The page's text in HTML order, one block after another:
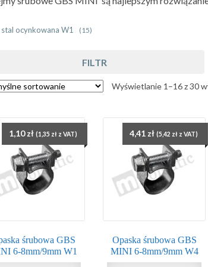
stal ocynkowana W1 (15)
FILTR
Wyświetlanie 1–16 z 30
śrubowa GBS
6-8mm/9mm W1
1,10zł (1,35 złz VAT)
Opaska śrubowa GBS
MINI 6-8mm/9mm W4
4,41 zł (5,42 zł z VAT)